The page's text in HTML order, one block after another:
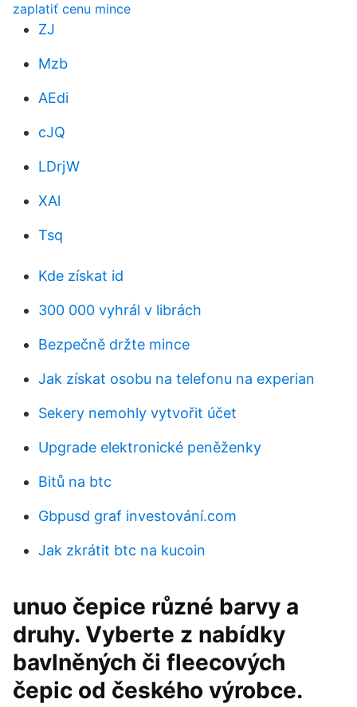
zaplatiť cenu mince
ZJ
Mzb
AEdi
cJQ
LDrjW
XAl
Tsq
Kde získat id
300 000 vyhrál v librách
Bezpečně držte mince
Jak získat osobu na telefonu na experian
Sekery nemohly vytvořit účet
Upgrade elektronické peněženky
Bitů na btc
Gbpusd graf investování.com
Jak zkrátit btc na kucoin
unuo čepice různé barvy a
druhy. Vyberte z nabídky
bavlněných či fleecových
čepic od českého výrobce.